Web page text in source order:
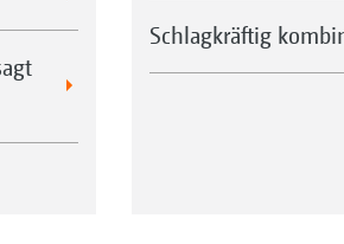
Schlagkräftig